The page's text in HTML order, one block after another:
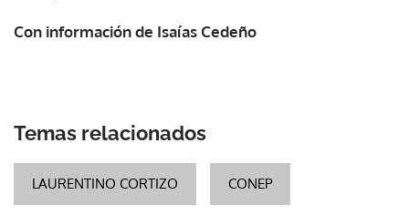
Con información de Isaías Cedeño
Temas relacionados
LAURENTINO CORTIZO CONEP